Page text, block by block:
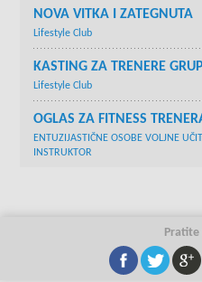
NOVA VITKA I ZATEGNUTA
Lifestyle Club
KASTING ZA TRENERE
Lifestyle Club
OGLAS ZA FITNESS
ENTUZIJASTIČNE OSOBE VOLJNE
INSTRUKTOR
Pratite